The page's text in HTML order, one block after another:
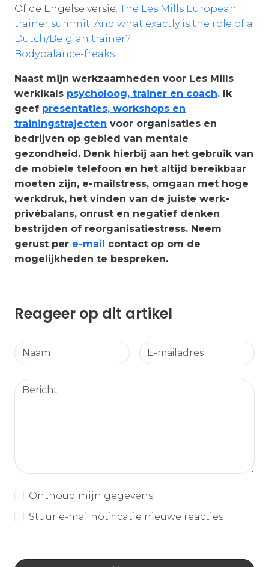
Of de Engelse versie: The Les Mills European
trainer summit. And what exactly is the role of a
Dutch/Belgian trainer?
Bodybalance-freaks
Naast mijn werkzaamheden voor Les Mills
werkikals psycholoog, trainer en coach. Ik
geef presentaties, workshops en
trainingstrajecten voor organisaties en
bedrijven op gebied van mentale
gezondheid. Denk hierbij aan het gebruik van
de mobiele telefoon en het altijd bereikbaar
moeten zijn, e-mailstress, omgaan met hoge
werkdruk, het vinden van de juiste werk-
privébalans, onrust en negatief denken
bestrijden of reorganisatiestress. Neem
gerust per e-mail contact op om de
mogelijkheden te bespreken.
Reageer op dit artikel
Onthoud mijn gegevens
Stuur e-mailnotificatie nieuwe reacties